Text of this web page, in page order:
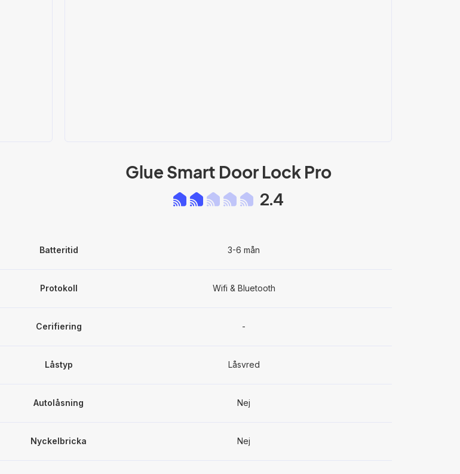
Glue Smart Door Lock Pro
2.4
Batteritid 3-6 mån
Protokoll Wifi & Bluetooth
Cerifiering -
Låstyp Låsvred
Autolåsning Nej
Nyckelbricka Nej